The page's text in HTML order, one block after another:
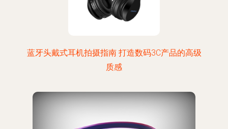
蓝牙头戴式耳机拍摄指南 打造数码3C产品的高级
质感